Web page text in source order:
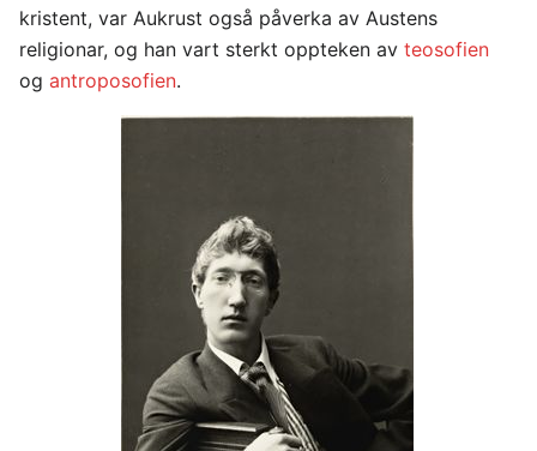
kristent, var Aukrust også påverka av Austens
religionar, og han vart sterkt oppteken av teosofien
og antroposofien.